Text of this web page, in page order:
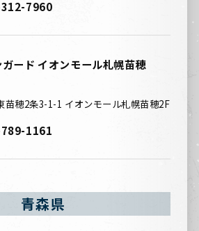
7960
ード イオンモール札幌苗穂
苗穂2条3-1-1 イオンモール札幌苗穂2F
1161
青森県